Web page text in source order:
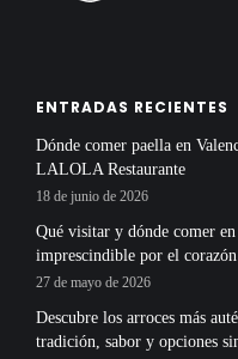
ENTRADAS RECIENTES
Dónde comer paella en
LALOLA Restaurante
18 de junio de 2026
Qué visitar y dónde comer
imprescindible por el
27 de mayo de 2026
Descubre los arroces más
tradición, sabor y opciones